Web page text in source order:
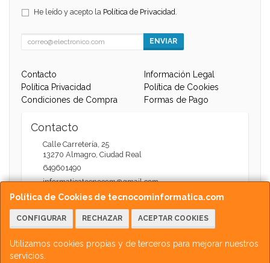
Política de Cookies de tecnocominformatica.com
CONFIGURAR RECHAZAR ACEPTAR COOKIES
Utilizamos cookies propias y de terceros para mejorar nuestros
servicios.
He leído y acepto la Política de Privacidad.
ENVIAR
Contacto
Información Legal
Política Privacidad
Política de Cookies
Condiciones de Compra
Formas de Pago
Contacto
Calle Carretería, 25
13270 Almagro, Ciudad Real
649601490
informaticatecnocom@gmail.com
Horario
Atención Web - 11:00 a 13:30 / 17:30 a 20:00